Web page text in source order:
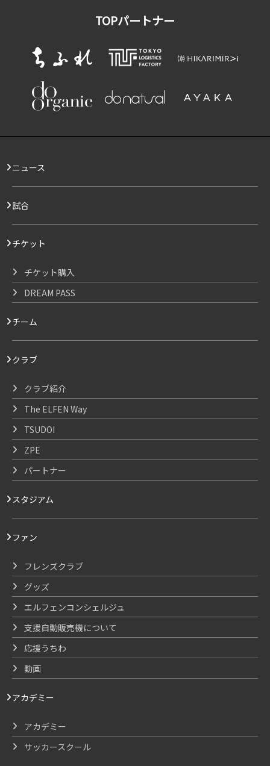
TOPパートナー
ニュース
試合
チケット
チケット購入
DREAM PASS
チーム
クラブ
クラブ紹介
The ELFEN Way
TSUDOI
ZPE
パートナー
スタジアム
ファン
フレンズクラブ
グッズ
エルフェンコンシェルジュ
支援自動販売機について
応援うちわ
動画
アカデミー
アカデミー
サッカースクール